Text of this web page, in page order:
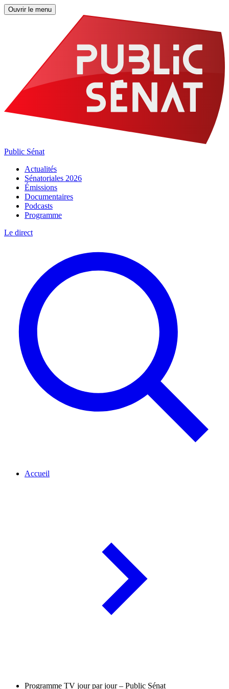
Ouvrir le menu
Public Sénat
Actualités
Sénatoriales 2026
Émissions
Documentaires
Podcasts
Programme
Le direct
Accueil
Programme TV jour par jour – Public Sénat